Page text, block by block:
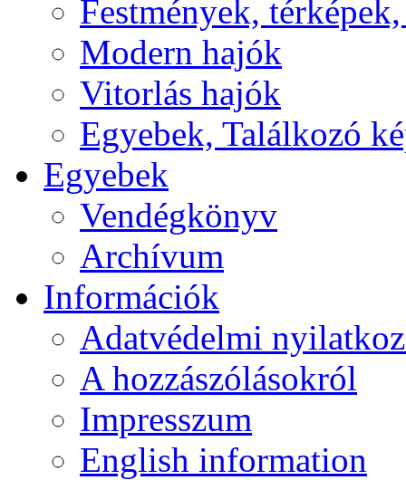
Festmények,
Modern hajók
Vitorlás hajók
Egyebek, Találkozó
Egyebek
Vendégkönyv
Archívum
Információk
Adatvédelmi
A hozzászólásokról
Impresszum
English information